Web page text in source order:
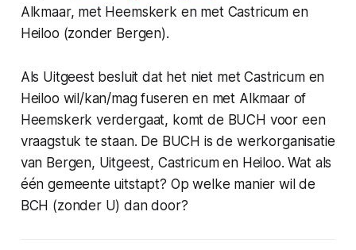
Alkmaar, met Heemskerk en met Castricum en
Heiloo (zonder Bergen).
Als Uitgeest besluit dat het niet met Castricum en
Heiloo wil/kan/mag fuseren en met Alkmaar of
Heemskerk verdergaat, komt de BUCH voor een
vraagstuk te staan. De BUCH is de werkorganisatie
van Bergen, Uitgeest, Castricum en Heiloo. Wat als
één gemeente uitstapt? Op welke manier wil de
BCH (zonder U) dan door?